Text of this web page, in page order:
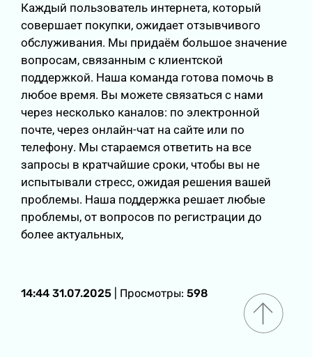
Каждый пользователь интернета, который
совершает покупки, ожидает отзывчивого
обслуживания. Мы придаём большое значение
вопросам, связанным с клиентской
поддержкой. Наша команда готова помочь в
любое время. Вы можете связаться с нами
через несколько каналов: по электронной
почте, через онлайн-чат на сайте или по
телефону. Мы стараемся ответить на все
запросы в кратчайшие сроки, чтобы вы не
испытывали стресс, ожидая решения вашей
проблемы. Наша поддержка решает любые
проблемы, от вопросов по регистрации до
более актуальных,
14:44 31.07.2025 | Просмотры: 598